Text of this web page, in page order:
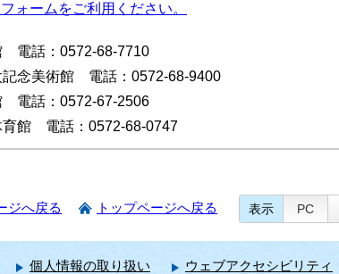
ォームをご利用ください。
電話：0572-68-7710
念美術館 電話：0572-68-9400
電話：0572-67-2506
館 電話：0572-68-0747
ジへ戻る トップページへ戻る 表示 PC
個人情報の取り扱い ウェブアクセシビリティ